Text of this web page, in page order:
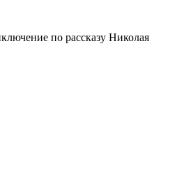
по рассказу Николая